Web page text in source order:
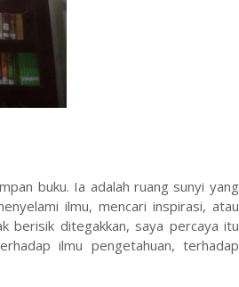
buku. Ia adalah ruang sunyi yang
ilmu, mencari inspirasi, atau
berisik ditegakkan, saya percaya itu
ilmu pengetahuan, terhadap